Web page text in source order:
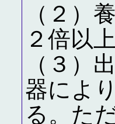
（２）
２倍以
（３）
器によ
る。た